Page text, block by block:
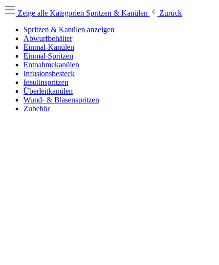
Zeige alle Kategorien Spritzen & Kanülen
Zurück
Spritzen & Kanülen anzeigen
Abwurfbehälter
Einmal-Kanülen
Einmal-Spritzen
Entnahmekanülen
Infusionsbesteck
Insulinspritzen
Überleitkanülen
Wund- & Blasenspritzen
Zubehör